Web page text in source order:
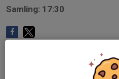
Samling: 17:30